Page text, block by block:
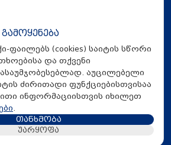
წერეთლის
Mira.ge
ფაილებს (cookies) საიტის სწორი
და თქვენი
აუცილებელი
ძირითადი ფუნქციებისთვისაა
ინფორმაციისთვის იხილეთ
.
უარყოფა
თანხმობა